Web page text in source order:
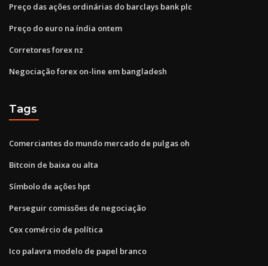
Preço das ações ordinárias do barclays bank plc
Preço do euro na índia ontem
Corretores forex nz
Negociação forex on-line em bangladesh
Tags
Comerciantes do mundo mercado de pulgas oh
Bitcoin de baixa ou alta
Símbolo de ações hpt
Perseguir comissões de negociação
Cex comércio de política
Ico palavra modelo de papel branco